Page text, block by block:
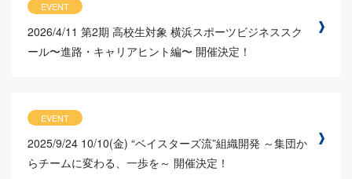
EVENT
2026/4/11 第2期 高校生対象 横浜スポーツビジネススク
ール〜進路・キャリアヒント編〜 開催決定！
EVENT
2025/9/24 10/10(金) “ベイスターズ流”組織開発 ～集団か
らチームに変わる、一歩を～ 開催決定！